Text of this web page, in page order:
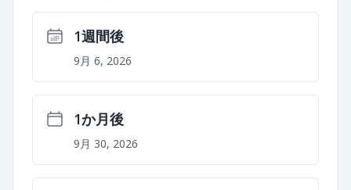
1週間後
9月 6, 2026
1か月後
9月 30, 2026